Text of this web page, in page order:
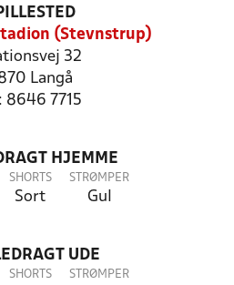
(Stevnstrup)
32
Langå
8646 7715
HJEMME
SHORTS
Sort
STRØMPER
Gul
UDE
SHORTS STRØMPER